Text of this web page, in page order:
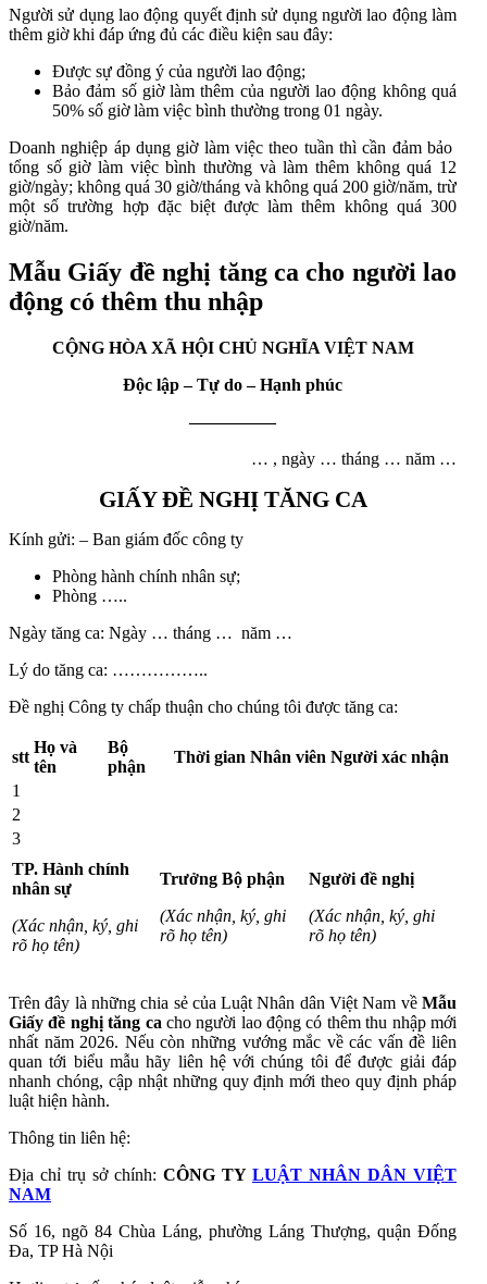
Người sử dụng lao động quyết định sử dụng người lao động làm
thêm giờ khi đáp ứng đủ các điều kiện sau đây:
Được sự đồng ý của người lao động;
Bảo đảm số giờ làm thêm của người lao động không quá
50% số giờ làm việc bình thường trong 01 ngày.
Doanh nghiệp áp dụng giờ làm việc theo tuần thì cần đảm bảo
tổng số giờ làm việc bình thường và làm thêm không quá 12
giờ/ngày; không quá 30 giờ/tháng và không quá 200 giờ/năm, trừ
một số trường hợp đặc biệt được làm thêm không quá 300
giờ/năm.
Mẫu Giấy đề nghị tăng ca cho người lao
động có thêm thu nhập
CỘNG HÒA XÃ HỘI CHỦ NGHĨA VIỆT NAM
Độc lập – Tự do – Hạnh phúc
—————
… , ngày … tháng … năm …
GIẤY ĐỀ NGHỊ TĂNG CA
Kính gửi: – Ban giám đốc công ty
Phòng hành chính nhân sự;
Phòng …..
Ngày tăng ca: Ngày … tháng … năm …
Lý do tăng ca: ……………..
Đề nghị Công ty chấp thuận cho chúng tôi được tăng ca:
stt
Họ và
tên
Bộ
phận
Thời gian Nhân viên Người xác nhận
1
2
3
TP. Hành chính
nhân sự
(Xác nhận, ký, ghi
rõ họ tên)
Trưởng Bộ phận
(Xác nhận, ký, ghi
rõ họ tên)
Người đề nghị
(Xác nhận, ký, ghi
rõ họ tên)
Trên đây là những chia sẻ của Luật Nhân dân Việt Nam về Mẫu
Giấy đề nghị tăng ca cho người lao động có thêm thu nhập mới
nhất năm 2026. Nếu còn những vướng mắc về các vấn đề liên
quan tới biểu mẫu hãy liên hệ với chúng tôi để được giải đáp
nhanh chóng, cập nhật những quy định mới theo quy định pháp
luật hiện hành.
Thông tin liên hệ:
Địa chỉ trụ sở chính: CÔNG TY LUẬT NHÂN DÂN VIỆT
NAM
Số 16, ngõ 84 Chùa Láng, phường Láng Thượng, quận Đống
Đa, TP Hà Nội